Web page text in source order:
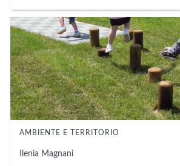
AMBIENTE E TERRITORIO
Ilenia Magnani